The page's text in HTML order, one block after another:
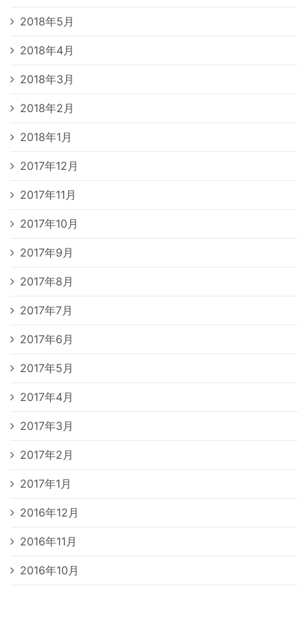
2018年5月
2018年4月
2018年3月
2018年2月
2018年1月
2017年12月
2017年11月
2017年10月
2017年9月
2017年8月
2017年7月
2017年6月
2017年5月
2017年4月
2017年3月
2017年2月
2017年1月
2016年12月
2016年11月
2016年10月